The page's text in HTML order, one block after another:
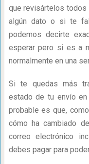
que revisártelos
algún dato o si te
podemos decirte
esperar pero si es a
normalmente en una
Si te quedas más
estado de tu envío
probable es que,
cómo ha cambiado
correo electrónico
debes pagar para